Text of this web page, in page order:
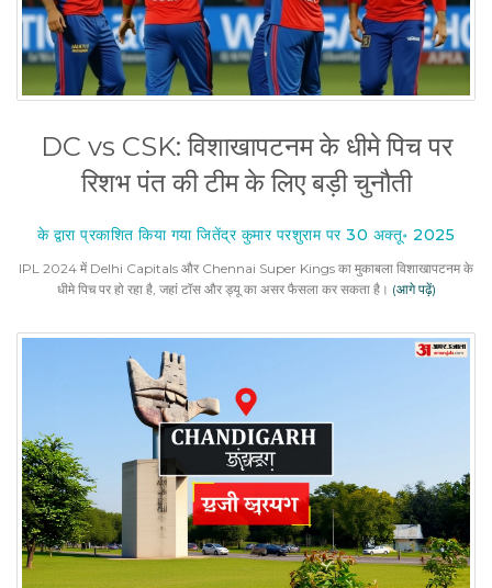
DC vs CSK: विशाखापटनम के धीमे पिच पर
रिशभ पंत की टीम के लिए बड़ी चुनौती
के द्वारा प्रकाशित किया गया जितेंद्र कुमार परशुराम पर 30 अक्तू॰ 2025
IPL 2024 में Delhi Capitals और Chennai Super Kings का मुकाबला विशाखापटनम के
धीमे पिच पर हो रहा है, जहां टॉस और ड्यू का असर फैसला कर सकता है। (आगे पढ़ें)